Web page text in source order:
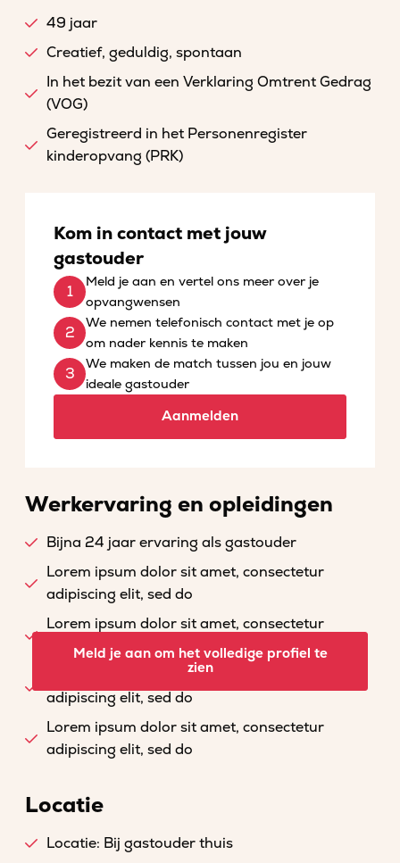
49 jaar
Creatief, geduldig, spontaan
In het bezit van een Verklaring Omtrent Gedrag
(VOG)
Geregistreerd in het Personenregister
kinderopvang (PRK)
Kom in contact met jouw
gastouder
Meld je aan en vertel ons meer over je
opvangwensen
We nemen telefonisch contact met je op
om nader kennis te maken
We maken de match tussen jou en jouw
ideale gastouder
Aanmelden
Werkervaring en opleidingen
Bijna 24 jaar ervaring als gastouder
Lorem ipsum dolor sit amet, consectetur
adipiscing elit, sed do
Lorem ipsum dolor sit amet, consectetur
adipiscing elit, sed do
Lorem ipsum dolor sit amet, consectetur
adipiscing elit, sed do
Lorem ipsum dolor sit amet, consectetur
adipiscing elit, sed do
Meld je aan om het volledige profiel te
zien
Locatie
Locatie: Bij gastouder thuis